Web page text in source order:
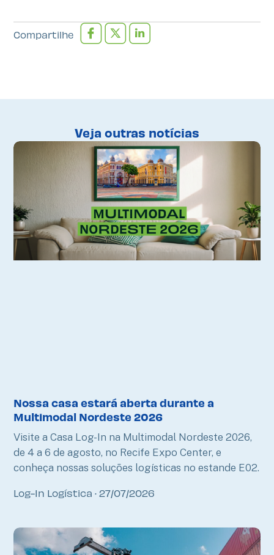
Compartilhe
Veja outras notícias
Nossa casa estará aberta durante a
Multimodal Nordeste 2026
Log-In Logística 27/07/2026
Visite a Casa Log-In na Multimodal Nordeste 2026,
de 4 a 6 de agosto, no Recife Expo Center, e
conheça nossas soluções logísticas no estande E02.